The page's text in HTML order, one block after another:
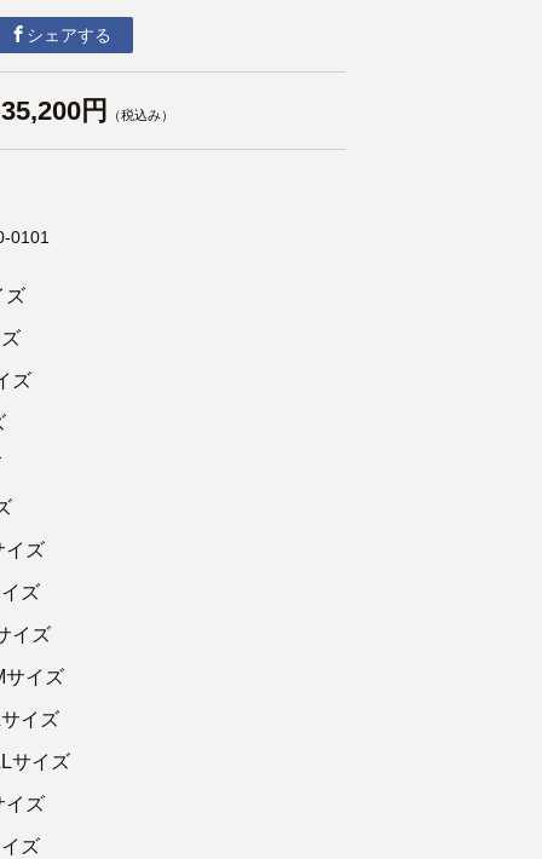
シェアする
35,200円 （税込み）
0101
ズ
ズ
ズ
ズ
イズ
イズ
イズ
サイズ
ズ
ズ